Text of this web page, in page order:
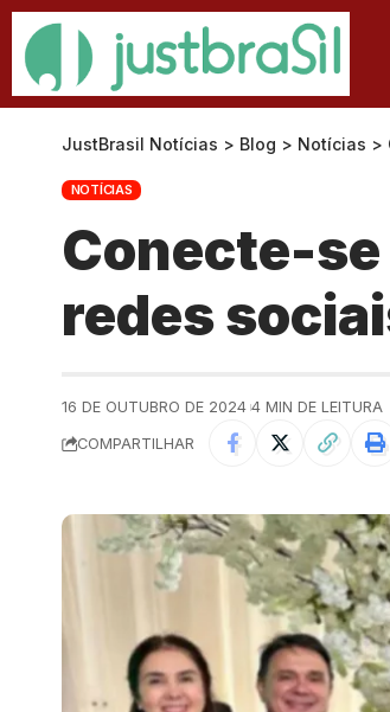
JustBrasil Notícias > Blog > Notícias >
NOTÍCIAS
Conecte-se
redes
16 DE OUTUBRO DE 2024 4 MIN DE LEITURA
COMPARTILHAR